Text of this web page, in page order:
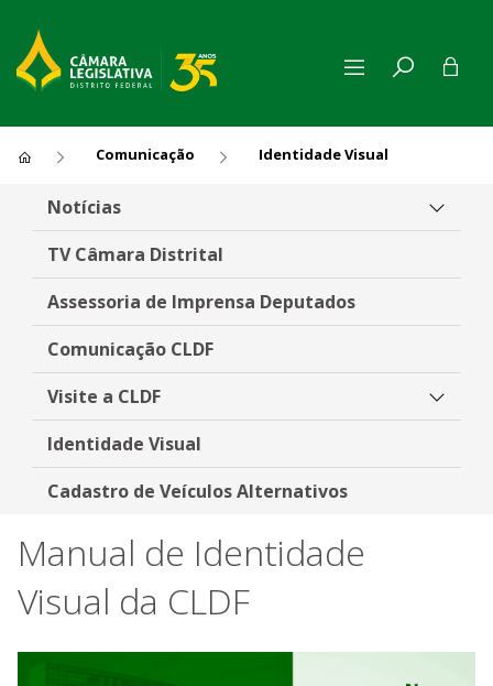
Comunicação Identidade Visual
Identidade Visual
Notícias
TV Câmara Distrital
Assessoria de Imprensa Deputados
Comunicação CLDF
Visite a CLDF
Identidade Visual
Cadastro de Veículos Alternativos
Manual de Identidade
Visual da CLDF